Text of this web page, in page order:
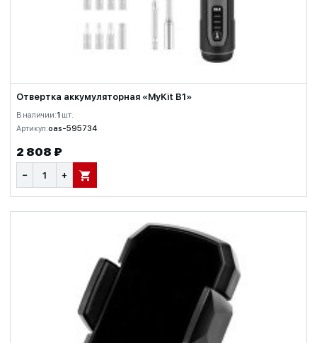
Отвертка аккумуляторная «MyKit B1»
В наличии:1 шт.
Артикул:oas-595734
2 808 ₽
− + В КОРЗИНУ